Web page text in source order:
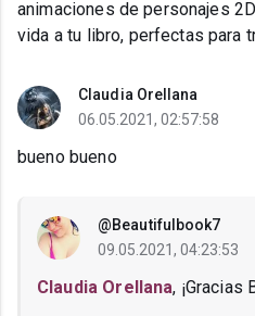
animaciones de personajes
vida a tu libro, perfectas para
Claudia Orellana
06.05.2021, 02:57:58
bueno bueno
@Beautifulbook7
09.05.2021, 04:23:53
Claudia Orellana, ¡Gracias